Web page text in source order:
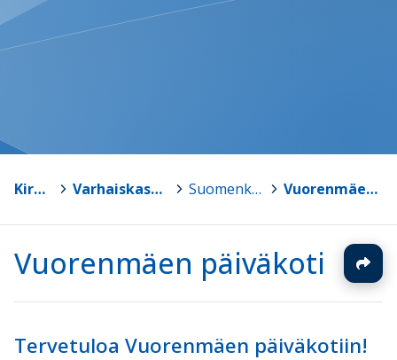
Kirkkonummi > Varhaiskasvatus - Småbarnspedagogik > Suomenkielinen varhaiskasvatus > Vuorenmäen päiväkoti
Vuorenmäen päiväkoti
Tervetuloa Vuorenmäen päiväkotiin!